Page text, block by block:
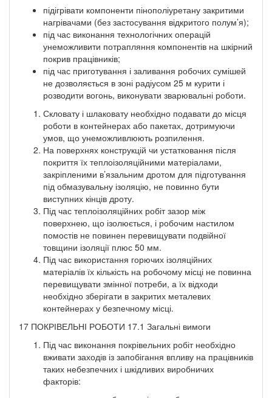
підігрівати компоненти пінополіуретану закритими
нагрівачами (без застосування відкритого полум’я);
під час виконання технологічних операцій
унеможливити потрапляння компонентів на шкірний
покрив працівників;
під час приготування і заливання робочих сумішей
не дозволяється в зоні радіусом 25 м курити і
розводити вогонь, виконувати зварювальні роботи.
Скловату і шлаковату необхідно подавати до місця
роботи в контейнерах або пакетах, дотримуючи
умов, що унеможливлюють розпилення.
На поверхнях конструкцій чи устатковання після
покриття їх теплоізоляційними матеріалами,
закріпленими в’язальним дротом для підготування
під обмазувальну ізоляцію, не повинно бути
виступних кінців дроту.
Під час теплоізоляційних робіт зазор між
поверхнею, що ізолюється, і робочим настилом
помостів не повинен перевищувати подвійної
товщини ізоляції плюс 50 мм.
Під час використання горючих ізоляційних
матеріалів їх кількість на робочому місці не повинна
перевищувати змінної потреби, а їх відходи
необхідно зберігати в закритих металевих
контейнерах у безпечному місці.
17 ПОКРІВЕЛЬНІ РОБОТИ 17.1 Загальні вимоги
Під час виконання покрівельних робіт необхідно
вживати заходів із запобігання впливу на працівників
таких небезпечних і шкідливих виробничих
факторів: